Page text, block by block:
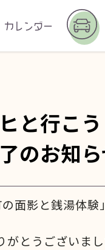
カレンダー
と行こ
のお知
面影と銭湯体
とうございまし